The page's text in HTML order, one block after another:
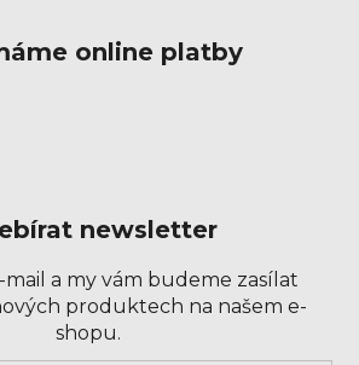
online platby
newsletter
mail a my vám budeme zasílat
produktech na našem e-
shopu.